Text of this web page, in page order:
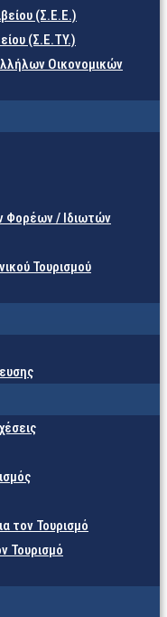
(Σ.Ε.Ε.)
(Σ.Ε.TY.)
Οικονομικών
Φορέων / Ιδιωτών
Τουρισμού
τον Τουρισμό
Τουρισμό